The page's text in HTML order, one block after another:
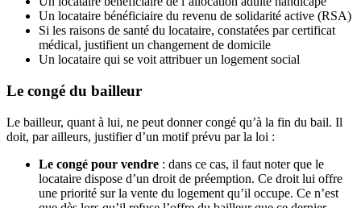
Un locataire bénéficiaire du revenu de solidarité active (RSA)
Si les raisons de santé du locataire, constatées par certificat
médical, justifient un changement de domicile
Un locataire qui se voit attribuer un logement social
Le congé du bailleur
Le bailleur, quant à lui, ne peut donner congé qu’à la fin du bail. Il
doit, par ailleurs, justifier d’un motif prévu par la loi :
Le congé pour vendre : dans ce cas, il faut noter que le
locataire dispose d’un droit de préemption. Ce droit lui offre
une priorité sur la vente du logement qu’il occupe. Ce n’est